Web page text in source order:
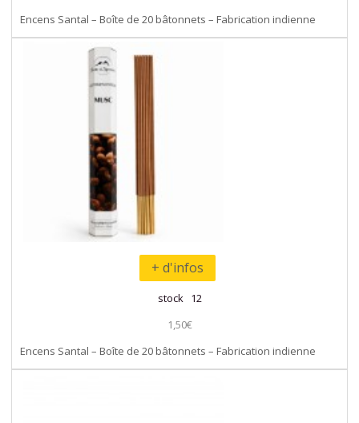
Encens Santal – Boîte de 20 bâtonnets – Fabrication indienne
+ d'infos
stock 12
1,50€
Encens Santal – Boîte de 20 bâtonnets – Fabrication indienne